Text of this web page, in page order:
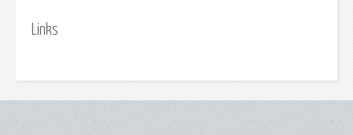
Links